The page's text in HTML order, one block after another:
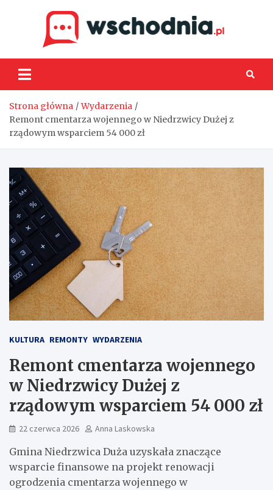
Strona główna
Wydarzenia
Remont cmentarza wojennego w Niedrzwicy Dużej z
rządowym wsparciem 54 000 zł
KULTURA REMONTY WYDARZENIA
Remont cmentarza wojennego
w Niedrzwicy Dużej z
rządowym wsparciem 54 000 zł
22 czerwca 2026 Anna Laskowska
Gmina Niedrzwica Duża uzyskała znaczące
wsparcie finansowe na projekt renowacji
ogrodzenia cmentarza wojennego w